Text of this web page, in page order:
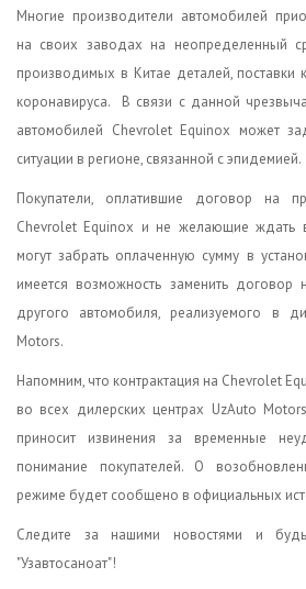
Многие производители автомобилей
на своих заводах на неопределенный
производимых в Китае деталей, поставки
коронавируса.⠀В связи с данной
автомобилей Chevrolet Equinox может
ситуации в регионе, связанной с эпидемией.⠀
Покупатели, оплатившие договор на
Chevrolet Equinox и не желающие ждать
могут забрать оплаченную сумму в
имеется возможность заменить договор
другого автомобиля, реализуемого в
Motors.⠀
Напомним, что контрактация на Chevrolet
во всех дилерских центрах UzAuto
приносит извинения за временные
понимание покупателей. О
режиме будет сообщено в официальных
Следите за нашими новостями и
"Узавтосаноат"!